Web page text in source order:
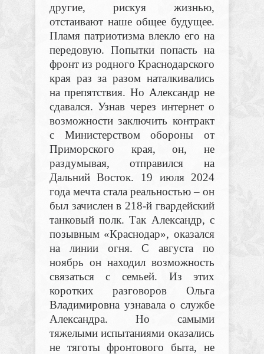
другие, рискуя жизнью,
отстаивают наше общее будущее.
Пламя патриотизма влекло его на
передовую. Попытки попасть на
фронт из родного Краснодарского
края раз за разом наталкивались
на препятствия. Но Александр не
сдавался. Узнав через интернет о
возможности заключить контракт
с Министерством обороны от
Приморского края, он, не
раздумывая, отправился на
Дальний Восток. 19 июля 2024
года мечта стала реальностью – он
был зачислен в 218-й гвардейский
танковый полк. Так Александр, с
позывным «Краснодар», оказался
на линии огня. С августа по
ноябрь он находил возможность
связаться с семьей. Из этих
коротких разговоров Ольга
Владимировна узнавала о службе
Александра. Но самыми
тяжелыми испытаниями оказались
не тяготы фронтового быта, не